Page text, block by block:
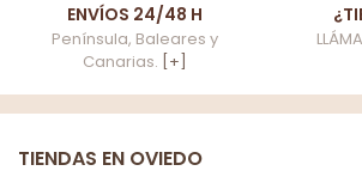
ENVÍOS 24/48 H
Península, Baleares y
Canarias. [+]
TIENDAS EN OVIEDO